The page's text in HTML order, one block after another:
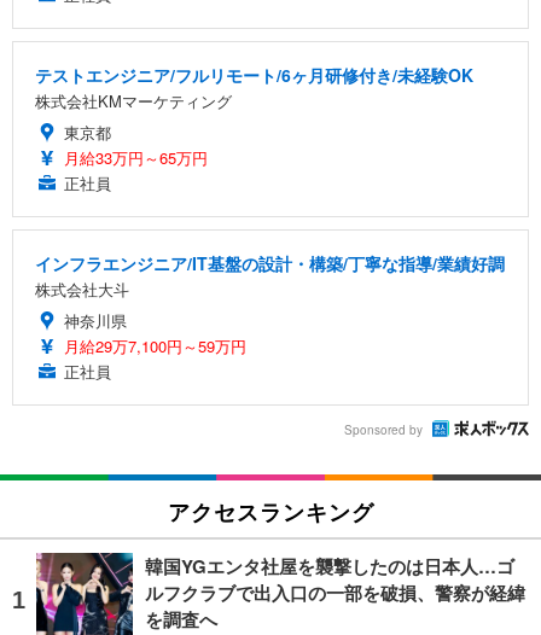
テストエンジニア/フルリモート/6ヶ月研修付き/未経験OK
株式会社KMマーケティング
東京都
月給33万円～65万円
正社員
インフラエンジニア/IT基盤の設計・構築/丁寧な指導/業績好調
株式会社大斗
神奈川県
月給29万7,100円～59万円
正社員
Sponsored by
アクセスランキング
韓国YGエンタ社屋を襲撃したのは日本人…ゴ
ルフクラブで出入口の一部を破損、警察が経緯
を調査へ